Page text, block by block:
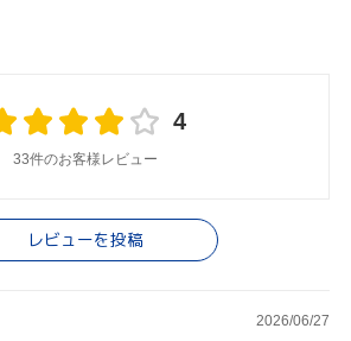
4
33件のお客様レビュー
レビューを投稿
2026/06/27